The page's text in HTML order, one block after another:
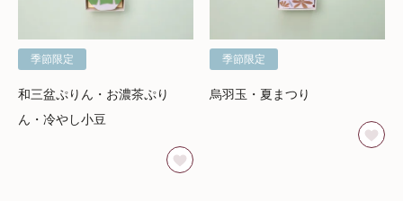
季節限定
和三盆ぷりん・お濃茶ぷり
ん・冷やし小豆
季節限定
烏羽玉・夏まつり